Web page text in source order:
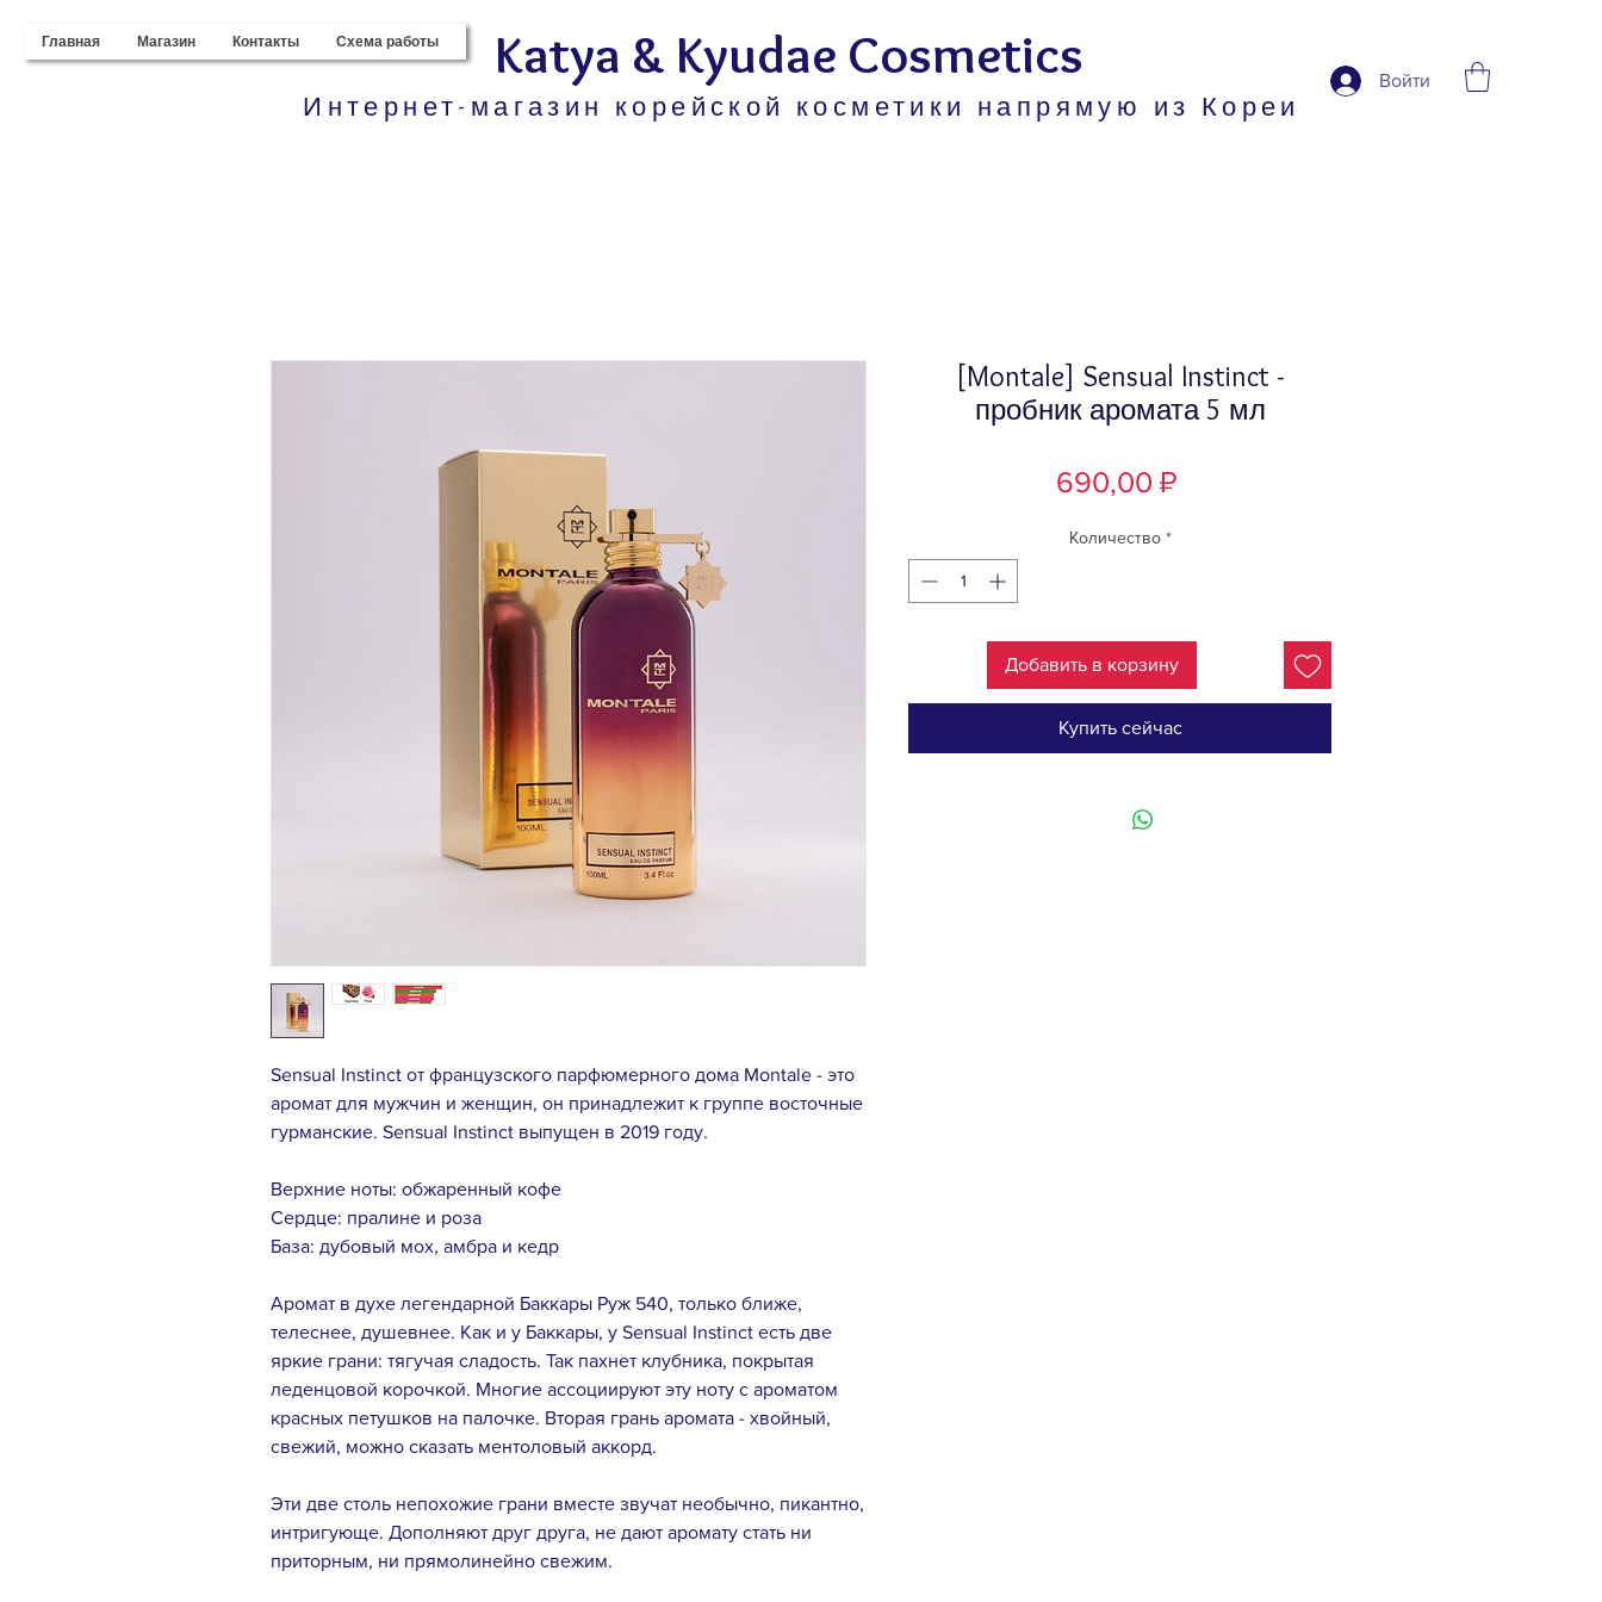
Главная Магазин Контакты Схема работы
Войти
Katya & Kyudae Cosmetics
Интернет-магазин корейской косметики напрямую из Кореи
Sensual Instinct от французского парфюмерного дома Montale - это
аромат для мужчин и женщин, он принадлежит к группе восточные
гурманские. Sensual Instinct выпущен в 2019 году.
Верхние ноты: обжаренный кофе
Сердце: пралине и роза
База: дубовый мох, амбра и кедр
Аромат в духе легендарной Баккары Руж 540, только ближе,
телеснее, душевнее. Как и у Баккары, у Sensual Instinct есть две
яркие грани: тягучая сладость. Так пахнет клубника, покрытая
леденцовой корочкой. Многие ассоциируют эту ноту с ароматом
красных петушков на палочке. Вторая грань аромата - хвойный,
свежий, можно сказать ментоловый аккорд.
Эти две столь непохожие грани вместе звучат необычно, пикантно,
интригующе. Дополняют друг друга, не дают аромату стать ни
приторным, ни прямолинейно свежим.
[Montale] Sensual Instinct -
пробник аромата 5 мл
690,00 ₽
Количество *
Добавить в корзину
Купить сейчас